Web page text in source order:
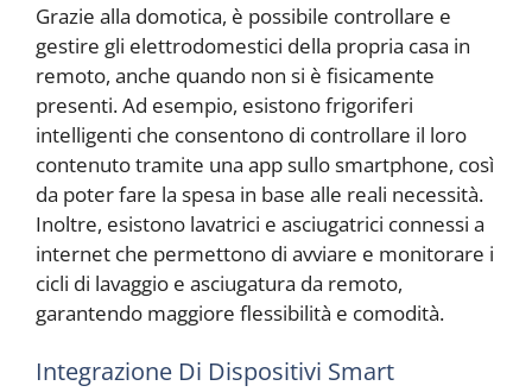
Grazie alla domotica, è possibile controllare e
gestire gli elettrodomestici della propria casa in
remoto, anche quando non si è fisicamente
presenti. Ad esempio, esistono frigoriferi
intelligenti che consentono di controllare il loro
contenuto tramite una app sullo smartphone, così
da poter fare la spesa in base alle reali necessità.
Inoltre, esistono lavatrici e asciugatrici connessi a
internet che permettono di avviare e monitorare i
cicli di lavaggio e asciugatura da remoto,
garantendo maggiore flessibilità e comodità.
Integrazione Di Dispositivi Smart